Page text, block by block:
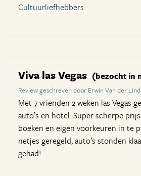
Cultuurliefhebbers
Viva las Vegas (bezocht in
Review geschreven door Erwin Van der
Met 7 vrienden 2 weken las Vegas
auto’s en hotel. Super scherpe
boeken en eigen voorkeuren in te
netjes geregeld, auto’s stonden
gehad!